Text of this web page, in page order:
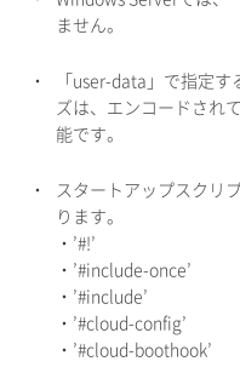
ません。
・
「user-data」で指定
ズは、エンコードされ
能です。
・
スタートアップスクリ
ります。
・’#!’
・’#include-once’
・’#include’
・’#cloud-config’
・’#cloud-boothook’